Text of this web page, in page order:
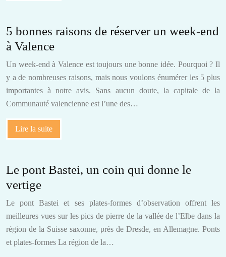
5 bonnes raisons de réserver un week-end
à Valence
Un week-end à Valence est toujours une bonne idée. Pourquoi ? Il
y a de nombreuses raisons, mais nous voulons énumérer les 5 plus
importantes à notre avis. Sans aucun doute, la capitale de la
Communauté valencienne est l’une des…
Lire la suite
Le pont Bastei, un coin qui donne le
vertige
Le pont Bastei et ses plates-formes d’observation offrent les
meilleures vues sur les pics de pierre de la vallée de l’Elbe dans la
région de la Suisse saxonne, près de Dresde, en Allemagne. Ponts
et plates-formes La région de la…